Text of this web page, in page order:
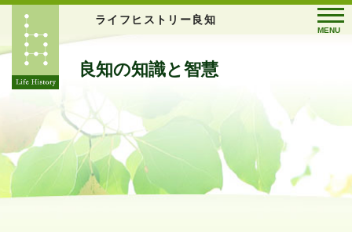
ライフヒストリー良知
MENU
良知の知識と智慧